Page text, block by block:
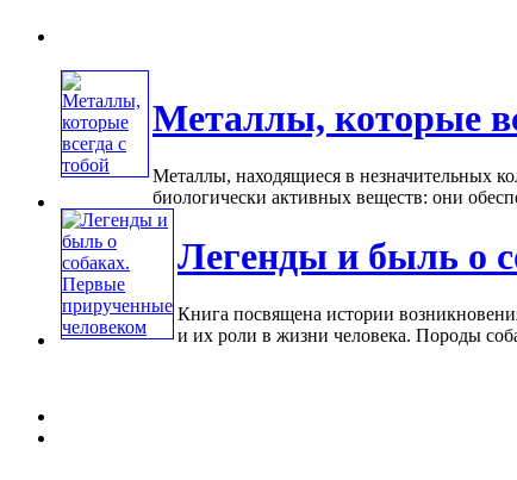
Металлы, которые
Металлы, находящиеся в незначительных
биологически активных веществ: они
Легенды и быль о
Книга посвящена истории
и их роли в жизни человека. Породы